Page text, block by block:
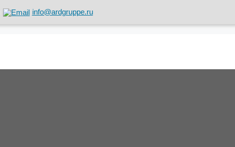
info@ardgruppe.ru